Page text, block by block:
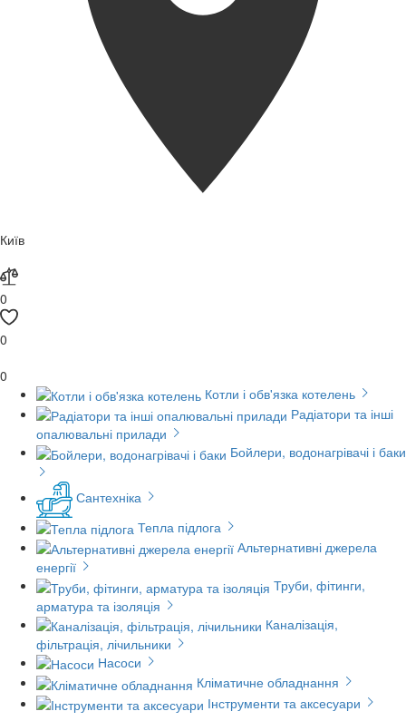
Київ
0
0
0
Котли і обв'язка котелень
Радіатори та інші
опалювальні прилади
Бойлери, водонагрівачі і баки
Сантехніка
Тепла підлога
Альтернативні джерела
енергії
Труби, фітинги,
арматура та ізоляція
Каналізація,
фільтрація, лічильники
Насоси
Кліматичне обладнання
Інструменти та аксесуари